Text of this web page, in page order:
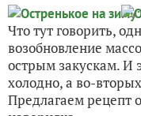
Что тут говорить,
возобновление
острым закускам. И
холодно, а во-
Предлагаем рецепт